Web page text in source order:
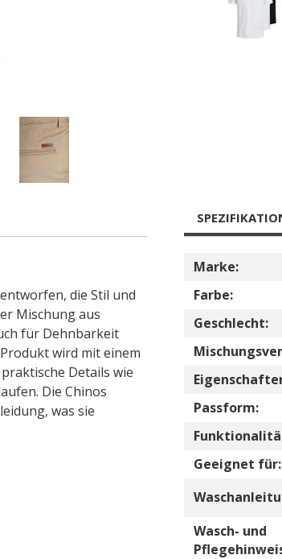
entworfen, die Stil und
Mischung aus
für Dehnbarkeit
wird mit einem
Details wie
Die Chinos
was sie
Marke:
Farbe:
Geschlecht:
Passform:
Geeignet für:
Wasch- und